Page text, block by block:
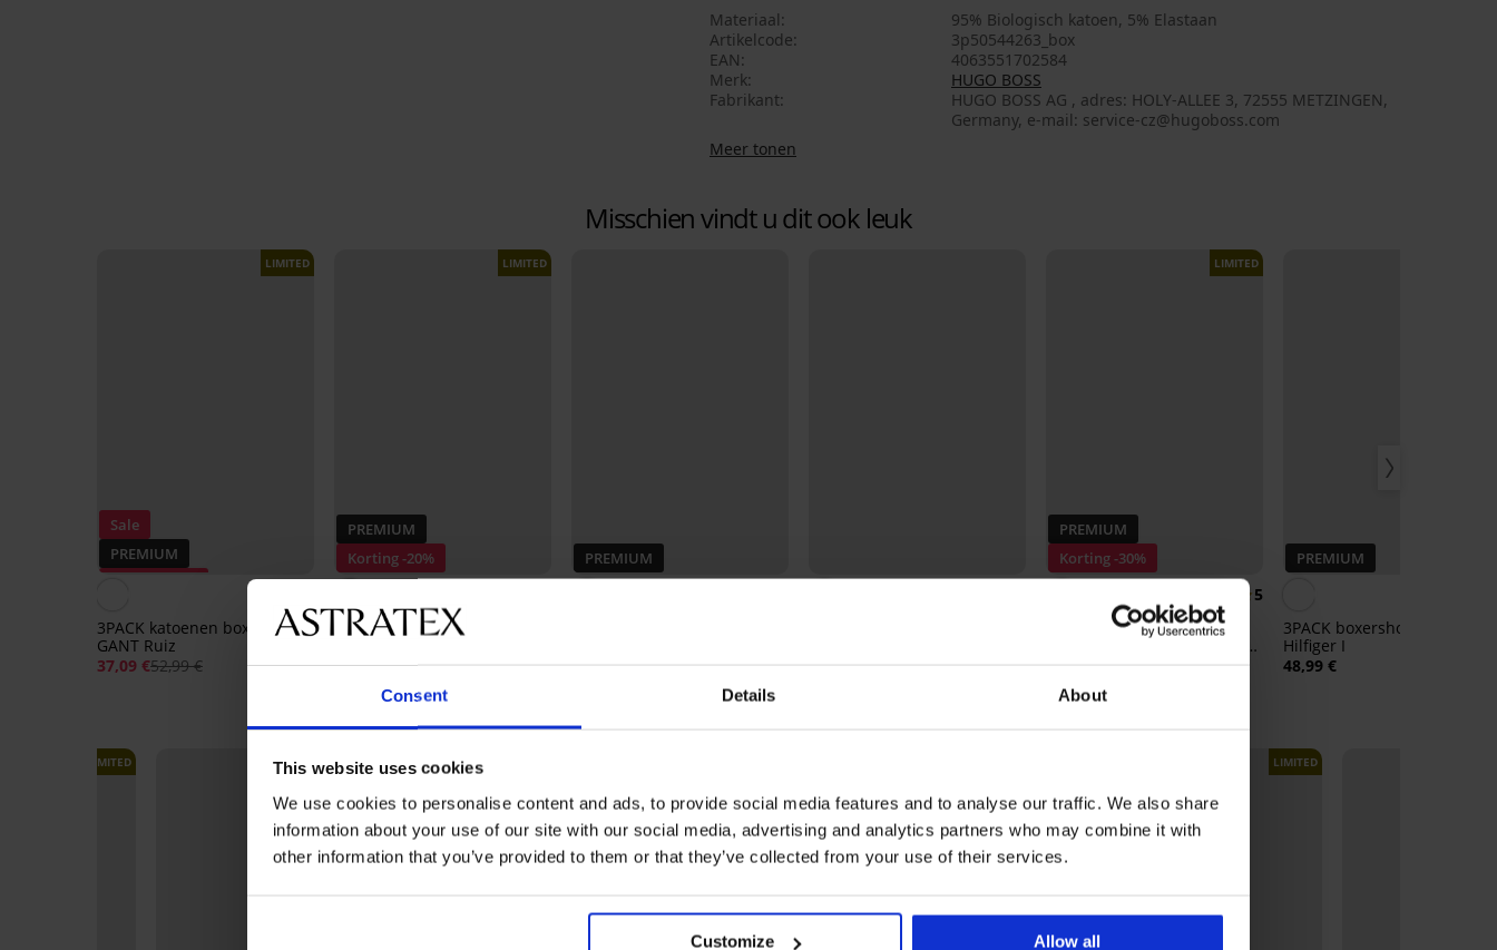
Consent Details About
This website uses cookies
We use cookies to personalise content and ads, to provide social media features and to analyse our traffic. We also share
information about your use of our site with our social media, advertising and analytics partners who may combine it with
other information that you’ve provided to them or that they’ve collected from your use of their services.
Customize Allow all
Materiaal
95% Biologisch katoen, 5% Elastaan
Artikelcode
3p50544263_box
EAN
4063551702584
Merk
HUGO BOSS
Fabrikant
HUGO BOSS AG , adres: HOLY-ALLEE 3, 72555 METZINGEN,
Germany, e-mail: service-cz@hugoboss.com
Meer tonen
Misschien vindt u dit ook leuk
Sale
PREMIUM
LIMITED
3PACK katoenen boxershorts
GANT Ruiz
37,09 €52,99 €
PREMIUM
Korting -20%
LIMITED
3PACK boxershorts Tommy
42,39 €52,99 €
PREMIUM
48,99 €
PREMIUM
Korting -30%
LIMITED
5
3PACK boxershorts Tommy
Hilfiger Regenerative Cotton
Strech IV
35,69 €50,99 €
PREMIUM
3PACK boxershorts Tommy
Hilfiger I
48,99 €
LIMITED LIMITED LIMITED